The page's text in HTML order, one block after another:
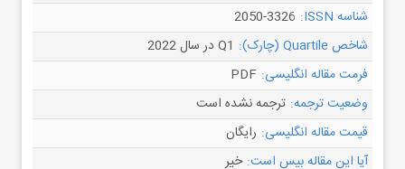
شناسه ISSN:
2050-3326
شاخص Quartile (چارک):
Q1 در سال 2022
فرمت مقاله انگلیسی: PDF
وضعیت ترجمه: ترجمه نشده است
قیمت مقاله انگلیسی: رایگان
آیا این مقاله بیس است: خیر